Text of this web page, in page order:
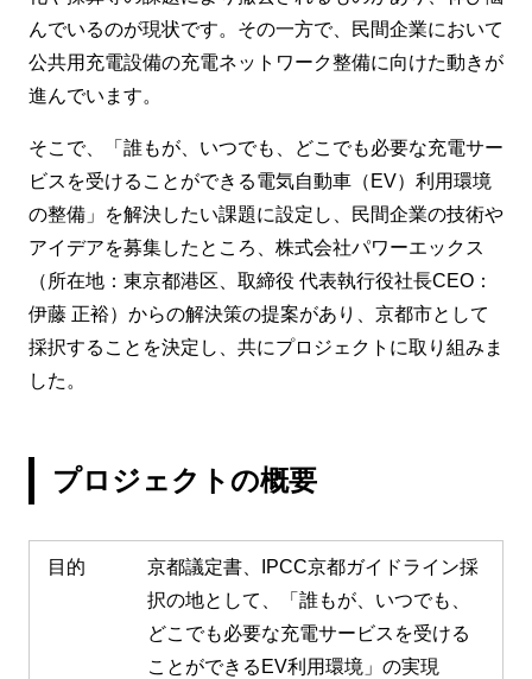
んでいるのが現状です。その一方で、民間企業において
公共用充電設備の充電ネットワーク整備に向けた動きが
進んでいます。
そこで、「誰もが、いつでも、どこでも必要な充電サー
ビスを受けることができる電気自動車（EV）利用環境
の整備」を解決したい課題に設定し、民間企業の技術や
アイデアを募集したところ、株式会社パワーエックス
（所在地：東京都港区、取締役 代表執行役社長CEO：
伊藤 正裕）からの解決策の提案があり、京都市として
採択することを決定し、共にプロジェクトに取り組みま
した。
プロジェクトの概要
目的
京都議定書、IPCC京都ガイドライン採
択の地として、「誰もが、いつでも、
どこでも必要な充電サービスを受ける
ことができるEV利用環境」の実現